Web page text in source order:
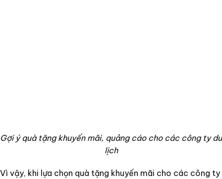
Gợi ý quà tặng khuyến mãi, quảng cáo cho các công ty du
lịch
Vì vậy, khi lựa chọn quà tặng khuyến mãi cho các công ty